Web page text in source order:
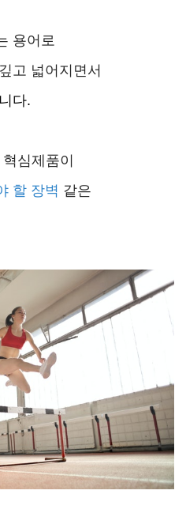
용어로
고 넓어지면서
다.
심제품이
할 장벽 같은